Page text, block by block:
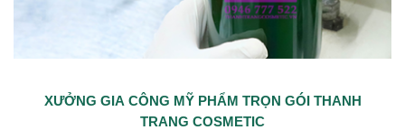
XƯỞNG GIA CÔNG MỸ PHẨM TRỌN GÓI THANH
TRANG COSMETIC